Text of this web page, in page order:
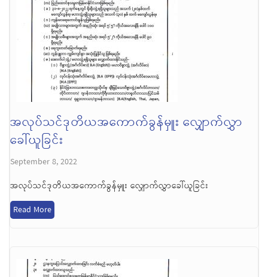
အလုပ်သင်ဒုတိယအကောက်ခွန်မှူး လျှောက်လွှာ
ခေါ်ယူခြင်း
September 8, 2022
အလုပ်သင်ဒုတိယအကောက်ခွန်မှူး လျှောက်လွှာခေါ်ယူခြင်း
Read More